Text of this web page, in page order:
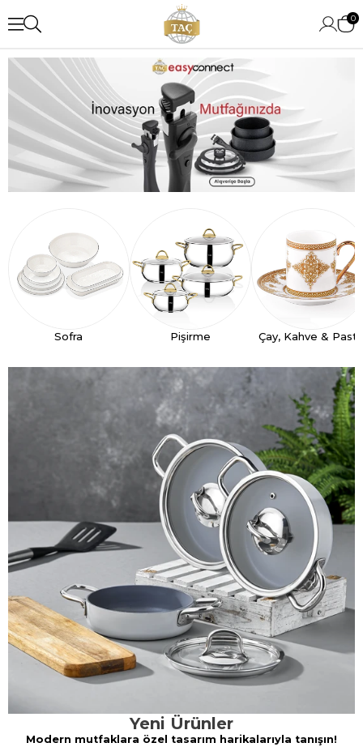
0
Sofra Pişirme Çay, Kahve &
Yeni Ürünler
Modern mutfaklara özel tasarım harikalarıyla tanışın!